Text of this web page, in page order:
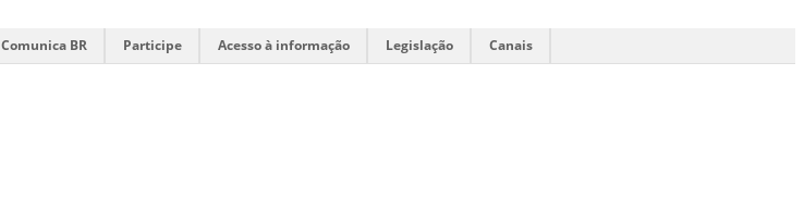
Comunica BR Participe Acesso à informação Legislação Canais